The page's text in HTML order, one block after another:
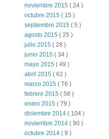
noviembre 2015 ( 24 )
octubre 2015 ( 15 )
septiembre 2015 ( 5 )
agosto 2015 ( 25 )
julio 2015 ( 28 )
junio 2015 ( 34 )
mayo 2015 ( 49 )
abril 2015 ( 62 )
marzo 2015 ( 76 )
febrero 2015 ( 58 )
enero 2015 ( 79 )
diciembre 2014 ( 104 )
noviembre 2014 ( 90 )
octubre 2014 ( 9 )